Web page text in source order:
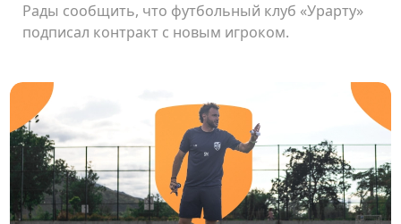
Рады сообщить, что футбольный клуб «Урарту»
подписал контракт с новым игроком.